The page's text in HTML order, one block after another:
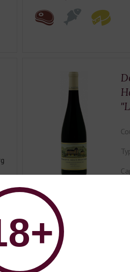
Region: Les Terrasses.
Grape varieties: